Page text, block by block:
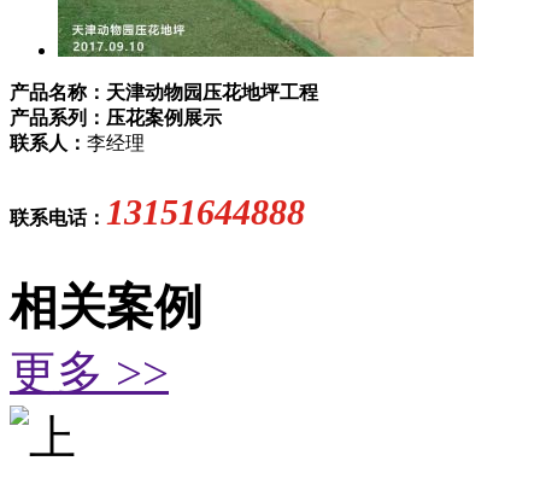
产品名称：天津动物园压花地坪工程
产品系列：压花案例展示
联系人： 李经理
联系电话： 13151644888
相关案例
更多 >>